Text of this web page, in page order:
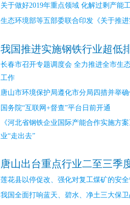
关于做好2019年重点领域 化解过剩产能
生态环境部等五部委联合印发《关于推
我国推进实施钢铁行业超低
长春市召开专题调度会 全力推进全市生
工作
唐山市环境保护局遵化市分局四措并举
国务院“互联网+督查”平台日前开通
《河北省钢铁企业国际产能合作实施方
业“走出去”
唐山出台重点行业二至三季
莲花县以停促改、强化对复工煤矿的安
我国全面打响蓝天、碧水、净土三大保